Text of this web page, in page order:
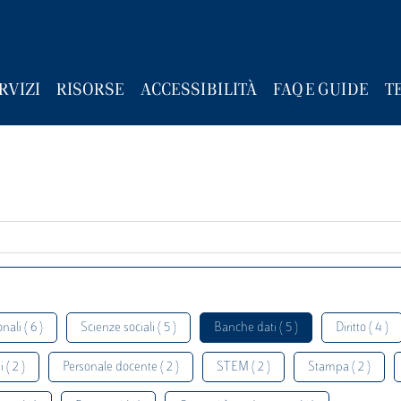
RISORSE ACCESSIBILITÀ FAQ E GUIDE
( 6 ) Scienze sociali ( 5 ) Banche dati ( 5 ) Diritto ( 4 )
( 2 ) Personale docente ( 2 ) STEM ( 2 ) Stampa ( 2 )